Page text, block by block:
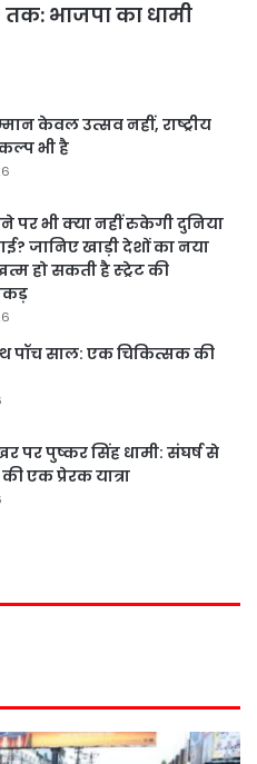
भाजपा का धामी
केवल उत्सव नहीं, राष्ट्रीय
भी है
पर भी क्या नहीं रुकेगी दुनिया
जानिए खाड़ी देशों का नया
हो सकती है स्ट्रेट की
पॉच साल: एक चिकित्सक की
पर पुष्कर सिंह धामी: संघर्ष से
एक प्रेरक यात्रा